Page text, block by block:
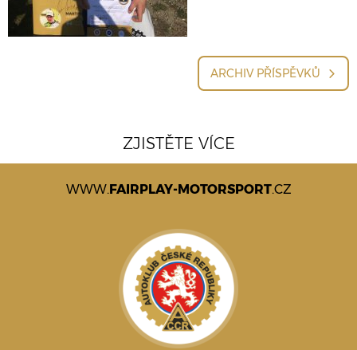
ARCHIV PŘÍSPĚVKŮ
ZJISTĚTE VÍCE
WWW.FAIRPLAY-MOTORSPORT.CZ